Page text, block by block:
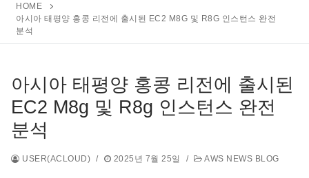
HOME
아시아 태평양 홍콩 리전에 출시된 EC2 M8G 및 R8G 인스턴스 완전
분석
아시아 태평양 홍콩 리전에 출시된
EC2 M8g 및 R8g 인스턴스 완전
분석
USER(ACLOUD) / 2025년 7월 25일 / AWS NEWS BLOG